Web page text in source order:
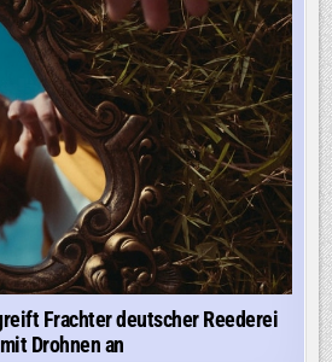
Frachter deutscher Reederei
mit Drohnen an